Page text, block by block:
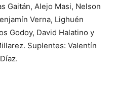
Gaitán, Alejo Masi, Nelson
Verna, Lighuén
Godoy, David Halatino y
Suplentes: Valentín